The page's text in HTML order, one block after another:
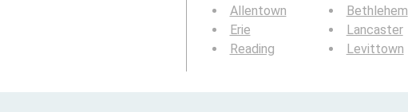
Allentown
Erie
Reading
Bethlehem
Lancaster
Levittown